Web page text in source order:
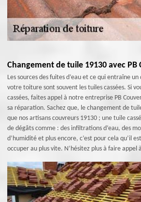
Changement de tuile 19130 avec PB
Les sources des fuites d’eau et ce qui entraîne
votre toiture sont souvent les tuiles cassées. Si
cassées, faites appel à notre entreprise PB
sa réparation. Sachez que, le changement de
que nos artisans couvreurs 19130 ; une tuile
de dégâts comme : des infiltrations d’eau, des
d’humidité et plus encore, c’est pour cela qu’il
occuper au plus vite. N’hésitez plus à faire appel